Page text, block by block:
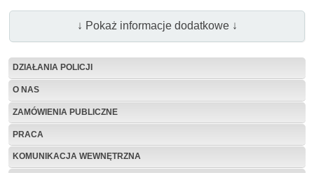
↓ Pokaż informacje dodatkowe ↓
DZIAŁANIA POLICJI
O NAS
ZAMÓWIENIA PUBLICZNE
PRACA
KOMUNIKACJA WEWNĘTRZNA